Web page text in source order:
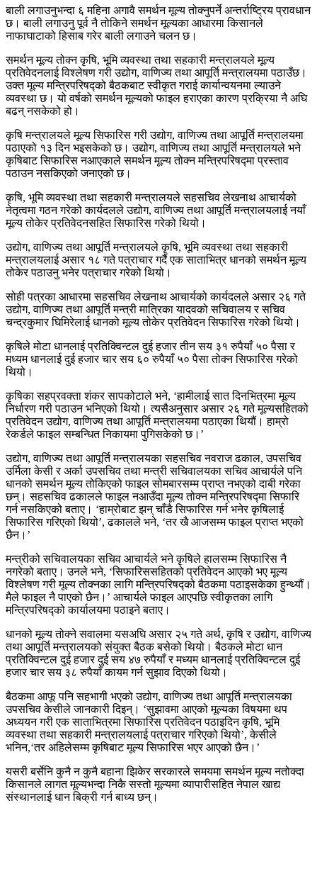
बाली लगाउनुभन्दा ६ महिना अगावै समर्थन मूल्य तोक्नुपर्ने अन्तर्राष्ट्रिय प्रावधान
छ। बाली लगाउनु पूर्व नै तोकिने समर्थन मूल्यका आधारमा किसानले
नाफाघाटाको हिसाब गरेर बाली लगाउने चलन छ।
समर्थन मूल्य तोक्न कृषि, भूमि व्यवस्था तथा सहकारी मन्त्रालयले मूल्य
प्रतिवेदनलाई विश्लेषण गरी उद्योग, वाणिज्य तथा आपूर्ति मन्त्रालयमा पठाउँछ।
उक्त मूल्य मन्त्रिपरिषद्को बैठकबाट स्वीकृत गराई कार्यान्वयनमा ल्याउने
व्यवस्था छ। यो वर्षको समर्थन मूल्यको फाइल हराएका कारण प्रक्रिया नै अघि
बढन् नसकेको हो।
कृषि मन्त्रालयले मूल्य सिफारिस गरी उद्योग, वाणिज्य तथा आपूर्ति मन्त्रालयमा
पठाएको १३ दिन भइसकेको छ। उद्योग, वाणिज्य तथा आपूर्ति मन्त्रालयले भने
कृषिबाट सिफारिस नआएकाले समर्थन मूल्य तोक्न मन्त्रिपरिषद्मा प्रस्ताव
पठाउन नसकिएको जनाएको छ।
कृषि, भूमि व्यवस्था तथा सहकारी मन्त्रालयले सहसचिव लेखनाथ आचार्यको
नेतृत्वमा गठन गरेको कार्यदलले उद्योग, वाणिज्य तथा आपूर्ति मन्त्रालयलाई नयाँ
मूल्य तोकेर प्रतिवेदनसहित सिफारिस गरेको थियो।
उद्योग, वाणिज्य तथा आपूर्ति मन्त्रालयले कृषि, भूमि व्यवस्था तथा सहकारी
मन्त्रालयलाई असार १८ गते पत्राचार गर्दै एक साताभित्र धानको समर्थन मूल्य
तोकेर पठाउनु भनेर पत्राचार गरेको थियो।
सोही पत्रका आधारमा सहसचिव लेखनाथ आचार्यको कार्यदलले असार २६ गते
उद्योग, वाणिज्य तथा आपूर्ति मन्त्री मात्रिका यादवको सचिवालय र सचिव
चन्द्रकुमार घिमिरेलाई धानको मूल्य तोकेर प्रतिवेदन सिफारिस गरेको थियो।
कृषिले मोटा धानलाई प्रतिक्विन्टल दुई हजार तीन सय ३१ रुपैयाँ ५० पैसा र
मध्यम धानलाई दुई हजार चार सय ६० रुपैयाँ ५० पैसा तोक्न सिफारिस गरेको
थियो।
कृषिका सहप्रवक्ता शंकर सापकोटाले भने, ‘हामीलाई सात दिनभित्रमा मूल्य
निर्धारण गरी पठाउन भनिएको थियो। त्यसैअनुसार असार २६ गते मूल्यसहितको
प्रतिवेदन उद्योग, वाणिज्य तथा आपूर्ति मन्त्रालयमा पठाएका थियौं। हाम्रो
रेकर्डले फाइल सम्बन्धित निकायमा पुगिसकेको छ।’
उद्योग, वाणिज्य तथा आपूर्ति मन्त्रालयका सहसचिव नवराज ढकाल, उपसचिव
उर्मिला केसी र अर्का उपसचिव तथा मन्त्री सचिवालयका सचिव आचार्यले पनि
धानको समर्थन मूल्य तोकिएको फाइल सोमबारसम्म प्राप्त नभएको दाबी गरेका
छन्। सहसचिव ढकालले फाइल नआउँदा मूल्य तोक्न मन्त्रिपरिषद्मा सिफारि
गर्न नसकिएको बताए। ‘हाम्रोबाट झन् चाँडै सिफारिस गर्न भनेर कृषिलाई
सिफारिस गरिएको थियो’, ढकालले भने, ‘तर खै आजसम्म फाइल प्राप्त भएको
छैन।’
मन्त्रीको सचिवालयका सचिव आचार्यले भने कृषिले हालसम्म सिफारिस नै
नगरेको बताए। उनले भने, ‘सिफारिससहितको प्रतिवेदन आएको भए मूल्य
विश्लेषण गरी मूल्य तोक्नका लागि मन्त्रिपरिषद्को बैठकमा पठाइसकेका हुन्थ्यौं।
मैले फाइल नै पाएको छैन।’ आचार्यले फाइल आएपछि स्वीकृतका लागि
मन्त्रिपरिषद्को कार्यालयमा पठाइने बताए।
धानको मूल्य तोक्ने सवालमा यसअघि असार २५ गते अर्थ, कृषि र उद्योग, वाणिज्य
तथा आपूर्ति मन्त्रालयको संयुक्त बैठक बसेको थियो। बैठकले मोटा धान
प्रतिक्विन्टल दुई हजार दुई सय ४७ रुपैयाँ र मध्यम धानलाई प्रतिक्विन्टल दुई
हजार चार सय ३८ रुपैयाँ कायम गर्न सुझाव दिएको थियो।
बैठकमा आफू पनि सहभागी भएको उद्योग, वाणिज्य तथा आपूर्ति मन्त्रालयका
उपसचिव केसीले जानकारी दिइन्। ‘सुझावमा आएको मूल्यका विषयमा थप
अध्ययन गरी एक साताभित्रमा सिफारिस प्रतिवेदन पठाइदिन कृषि, भूमि
व्यवस्था तथा सहकारी मन्त्रालयलाई पत्राचार गरिएको थियो’, केसीले
भनिन,‘तर अहिलेसम्म कृषिबाट मूल्य सिफारिस भएर आएको छैन।’
यसरी बर्सेनि कुनै न कुनै बहाना झिकेर सरकारले समयमा समर्थन मूल्य नतोक्दा
किसानले लागत मूल्यभन्दा निकै सस्तो मूल्यमा व्यापारीसहित नेपाल खाद्य
संस्थानलाई धान बिक्री गर्न बाध्य छन्।